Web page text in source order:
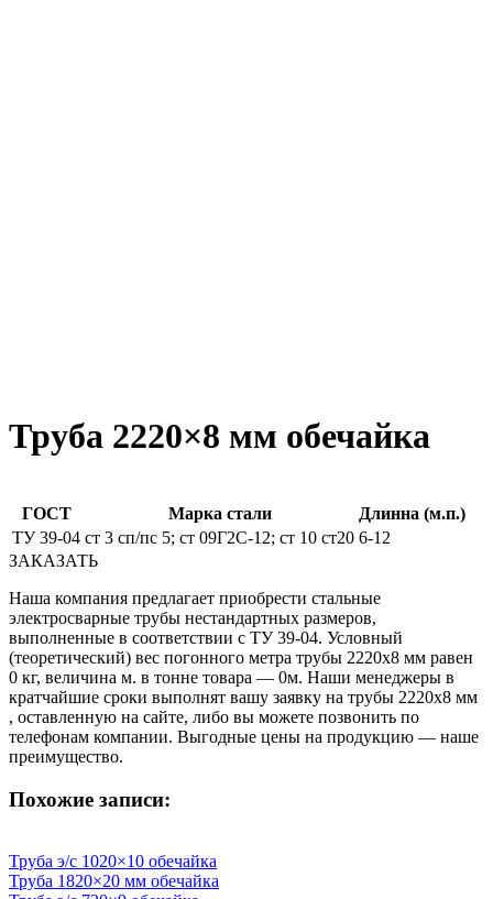
Труба 2220×8 мм обечайка
ГОСТ Марка стали
Длинна (м.п.)
ТУ 39-04 ст 3 сп/пс 5; ст 09Г2С-12; ст 10 ст20 6-12
ЗАКАЗАТЬ
Наша компания предлагает приобрести стальные
электросварные трубы нестандартных размеров,
выполненные в соответствии с ТУ 39-04. Условный
(теоретический) вес погонного метра трубы 2220х8 мм равен
0 кг, величина м. в тонне товара — 0м. Наши менеджеры в
кратчайшие сроки выполнят вашу заявку на трубы 2220х8 мм
, оставленную на сайте, либо вы можете позвонить по
телефонам компании. Выгодные цены на продукцию — наше
преимущество.
Похожие записи:
Труба э/c 1020×10 обечайка
Труба 1820×20 мм обечайка